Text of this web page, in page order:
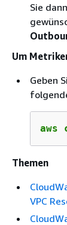
Sie dann
Um
Geben
aws
Themen
VPC